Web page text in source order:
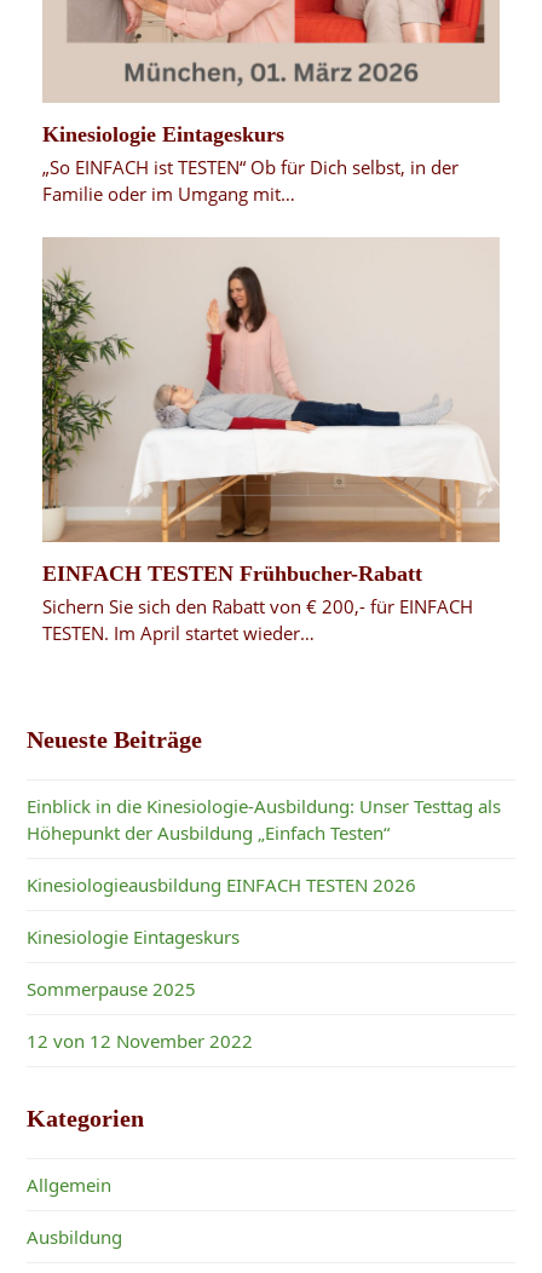
Kinesiologie Eintageskurs
„So EINFACH ist TESTEN“ Ob für Dich selbst, in der
Familie oder im Umgang mit…
EINFACH TESTEN Frühbucher-Rabatt
Sichern Sie sich den Rabatt von € 200,- für EINFACH
TESTEN. Im April startet wieder…
Neueste Beiträge
Einblick in die Kinesiologie-Ausbildung: Unser Testtag als
Höhepunkt der Ausbildung „Einfach Testen“
Kinesiologieausbildung EINFACH TESTEN 2026
Kinesiologie Eintageskurs
Sommerpause 2025
12 von 12 November 2022
Kategorien
Allgemein
Ausbildung